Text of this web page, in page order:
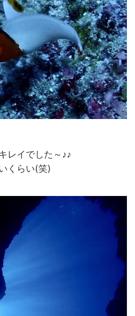
レイでした～♪♪
くらい(笑)